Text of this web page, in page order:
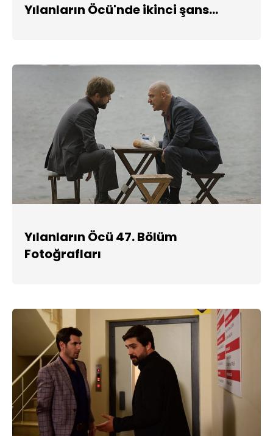
Yılanların Öcü'nde ikinci şans...
Yılanların Öcü 47. Bölüm
Fotoğrafları